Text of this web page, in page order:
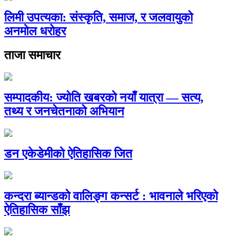
लिमी उपत्यका: संस्कृति, समाज, र जलवायुको
अनमोल धरोहर
ताजा समाचार
सम्पादकीय: ज्योति खबरको नयाँ यात्रा — सत्य,
तथ्य र जनचेतनाको अभियान
डन एकेडेमीको ऐतिहासिक जित
कन्दरा ब्यान्डको वालिङ्ग कन्सर्ट : भावनाले भरिएको
ऐतिहासिक साँझ